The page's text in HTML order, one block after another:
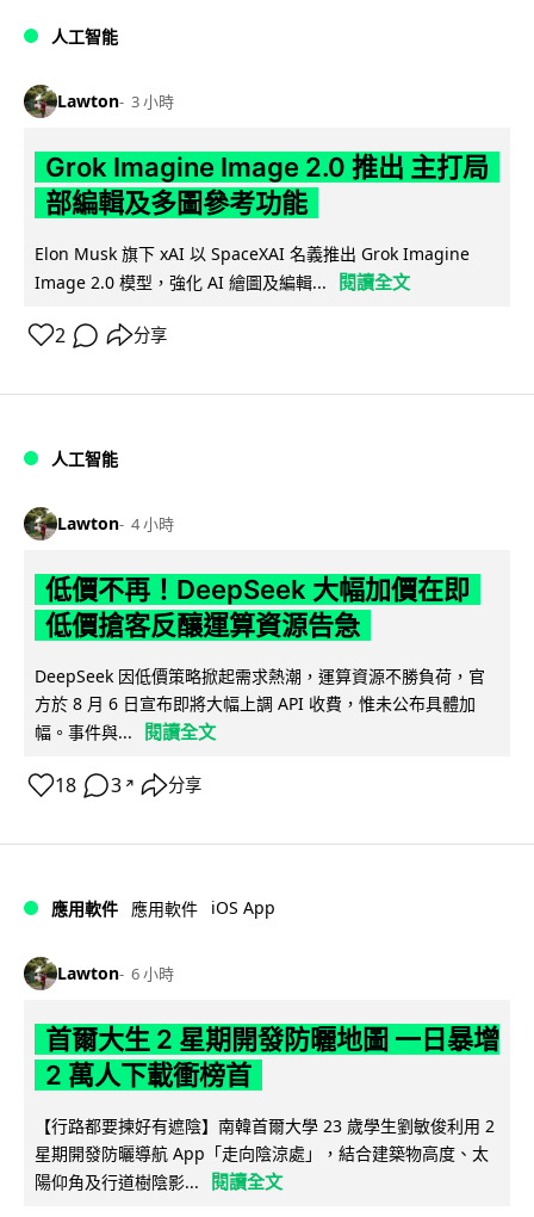
人工智能
Lawton 3 小時
Grok Imagine Image 2.0 推出 主打局
部編輯及多圖參考功能
Elon Musk 旗下 xAI 以 SpaceXAI 名義推出 Grok Imagine
Image 2.0 模型，強化 AI 繪圖及編輯...
閱讀全文
2 分享
人工智能
Lawton 4 小時
低價不再！DeepSeek 大幅加價在即
低價搶客反釀運算資源告急
DeepSeek 因低價策略掀起需求熱潮，運算資源不勝負荷，官
方於 8 月 6 日宣布即將大幅上調 API 收費，惟未公布具體加
幅。事件與...
閱讀全文
18 3 ↗ 分享
應用軟件 應用軟件 iOS App
Lawton 6 小時
首爾大生 2 星期開發防曬地圖 一日暴增
2 萬人下載衝榜首
【行路都要揀好有遮陰】南韓首爾大學 23 歲學生劉敏俊利用 2
星期開發防曬導航 App「走向陰涼處」，結合建築物高度、太
陽仰角及行道樹陰影...
閱讀全文